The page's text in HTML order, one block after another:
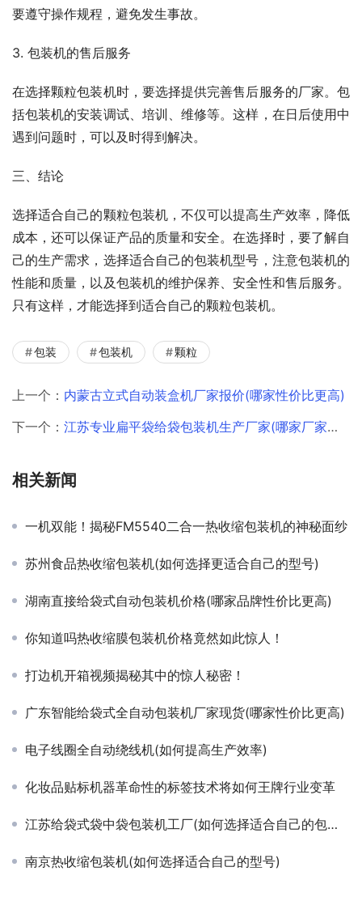
要遵守操作规程，避免发生事故。
3. 包装机的售后服务
在选择颗粒包装机时，要选择提供完善售后服务的厂家。包
括包装机的安装调试、培训、维修等。这样，在日后使用中
遇到问题时，可以及时得到解决。
三、结论
选择适合自己的颗粒包装机，不仅可以提高生产效率，降低
成本，还可以保证产品的质量和安全。在选择时，要了解自
己的生产需求，选择适合自己的包装机型号，注意包装机的
性能和质量，以及包装机的维护保养、安全性和售后服务。
只有这样，才能选择到适合自己的颗粒包装机。
包装 包装机 颗粒
上一个： 内蒙古立式自动装盒机厂家报价(哪家性价比更高)
下一个： 江苏专业扁平袋给袋包装机生产厂家(哪家厂家性价比更高)
相关新闻
一机双能！揭秘FM5540二合一热收缩包装机的神秘面纱
苏州食品热收缩包装机(如何选择更适合自己的型号)
湖南直接给袋式自动包装机价格(哪家品牌性价比更高)
你知道吗热收缩膜包装机价格竟然如此惊人！
打边机开箱视频揭秘其中的惊人秘密！
广东智能给袋式全自动包装机厂家现货(哪家性价比更高)
电子线圈全自动绕线机(如何提高生产效率)
化妆品贴标机器革命性的标签技术将如何王牌行业变革
江苏给袋式袋中袋包装机工厂(如何选择适合自己的包装机型号)
南京热收缩包装机(如何选择适合自己的型号)